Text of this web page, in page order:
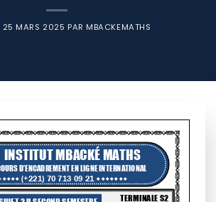
25 MARS 2025 PARMBACKEMATHS